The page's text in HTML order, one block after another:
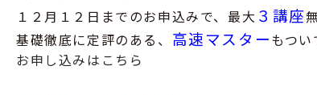
１２月１２日までのお申込みで、最大 ３講座
基礎徹底に定評のある、 高速マスターもつい
お申し込みはこちら